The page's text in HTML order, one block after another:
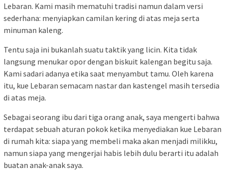
Lebaran. Kami masih mematuhi tradisi namun dalam versi
sederhana: menyiapkan camilan kering di atas meja serta
minuman kaleng.
Tentu saja ini bukanlah suatu taktik yang licin. Kita tidak
langsung menukar opor dengan biskuit kalengan begitu saja.
Kami sadari adanya etika saat menyambut tamu. Oleh karena
itu, kue Lebaran semacam nastar dan kastengel masih tersedia
di atas meja.
Sebagai seorang ibu dari tiga orang anak, saya mengerti bahwa
terdapat sebuah aturan pokok ketika menyediakan kue Lebaran
di rumah kita: siapa yang membeli maka akan menjadi milikku,
namun siapa yang mengerjai habis lebih dulu berarti itu adalah
buatan anak-anak saya.